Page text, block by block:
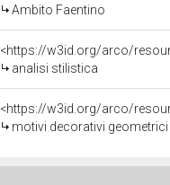
Ambito Faentino
<https://w3id.org/arco/
analisi stilistica
<https://w3id.org/arco/
motivi decorativi